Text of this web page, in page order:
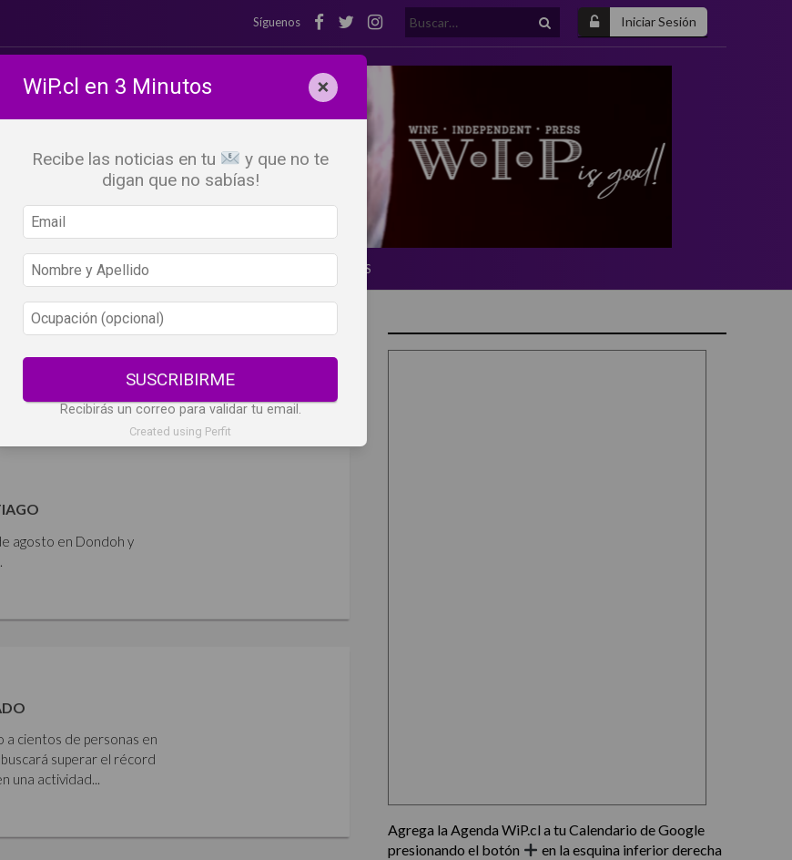
Iniciar Sesión
Buscar:
Síguenos
X LOS OJOS GLOSARIO DEL VINO PANORAMAS
agosto en Dondoh y
a cientos de personas en
superar el récord
una actividad...
Agrega la Agenda WiP.cl a tu Calendario de Google
presionando el botón
en la esquina inferior derecha
WiP.cl en 3 Minutos ×
Recibe las noticias en tu
y que no te
digan que no sabías!
SUSCRIBIRME
Recibirás un correo para validar tu email.
Created using Perfit